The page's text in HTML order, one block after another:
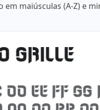
em maiúsculas (A-Z) e